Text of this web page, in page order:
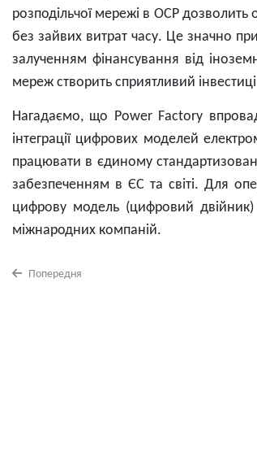
розподільчої мережі в ОСР дозволить
без зайвих витрат часу. Це значно
залученням фінансування від
мереж створить сприятливий
Нагадаємо, що Power Factory
інтеграції цифрових моделей
працювати в єдиному
забезпеченням в ЄС та світі. Для
цифрову модель (цифровий
міжнародних компаній.
Попередня